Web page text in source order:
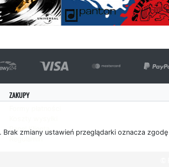
zmiany ustawień przeglądarki oznacza
ZAKUPY
Panel Klienta